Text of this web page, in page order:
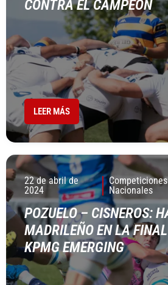
CONTRA EL CAMPEÓN
LEER MÁS
22 de abril de
2024
Competiciones
Nacionales
POZUELO – CISNEROS:
MADRILEÑO EN LA
KPMG EMERGING